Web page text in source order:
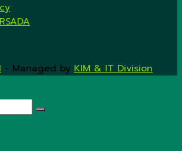
- Managed by KIM & IT Division.